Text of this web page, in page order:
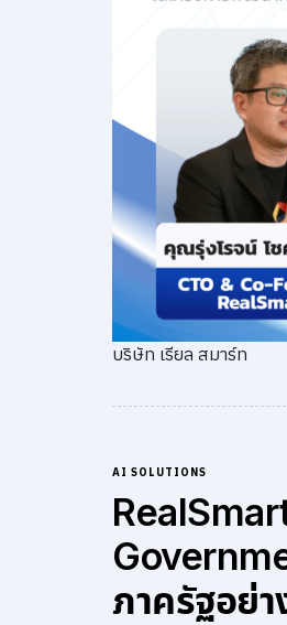
บริษัท เรียล สมาร์ท
AI SOLUTIONS
ภาครัฐอย่า